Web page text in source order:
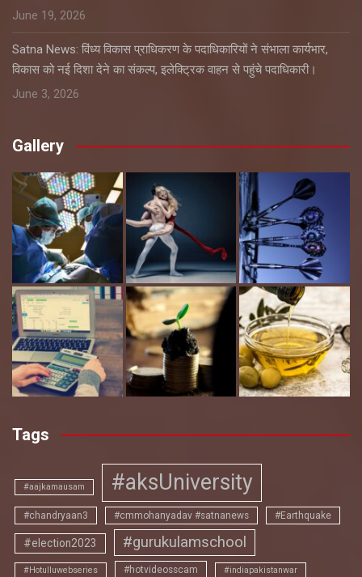
June 19, 2026
Satna News: विंध्य विकास प्राधिकरण के पदाधिकारियों ने संभाला कार्यभार,
विकास को नई दिशा देने का संकल्प, इलेक्ट्रिक वाहन से पहुंचे पदाधिकारी।
June 3, 2026
Gallery
Tags
#aajkamausam #aksUniversity
#chandryaan3 #cmmohanyadav #satnanews #Earthquake
#election2023 #gurukulamschool
#Hotulluwebseries #hotvideosscam #indiapakistanwar